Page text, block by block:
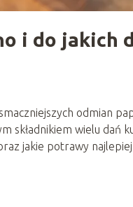
i do jakich
odmian
składnikiem wielu dań
jakie potrawy